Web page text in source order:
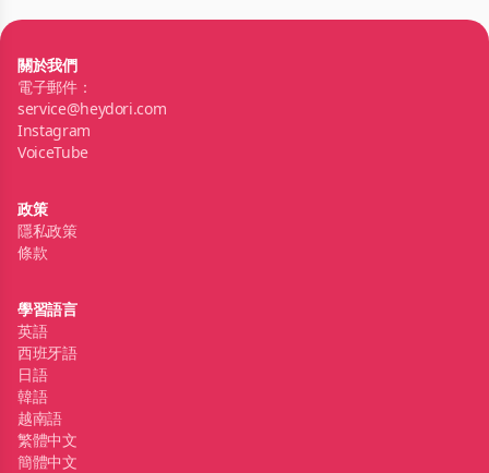
關於我們
電子郵件：
service@heydori.com
Instagram
VoiceTube
政策
隱私政策
條款
學習語言
英語
西班牙語
日語
韓語
越南語
繁體中文
簡體中文